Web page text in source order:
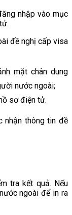
nhập vào mục
đề nghị cấp visa
mặt chân dung
nước ngoài;
sơ điện tử.
nhận thông tin đề
tra kết quả. Nếu
ngoài để in ra